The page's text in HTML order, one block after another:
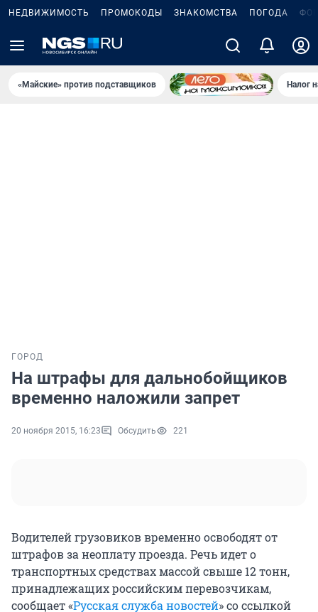
НЕДВИЖИМОСТЬ ПРОМОКОДЫ ЗНАКОМСТВА ПОГОДА
«Майские» против подставщиков Налог
ГОРОД
На штрафы для дальнобойщиков
временно наложили запрет
20 ноября 2015, 16:23 Обсудить 221
Водителей грузовиков временно освободят от
штрафов за неоплату проезда. Речь идет о
транспортных средствах массой свыше 12 тонн,
принадлежащих российским перевозчикам,
сообщает «Русская служба новостей» со ссылкой